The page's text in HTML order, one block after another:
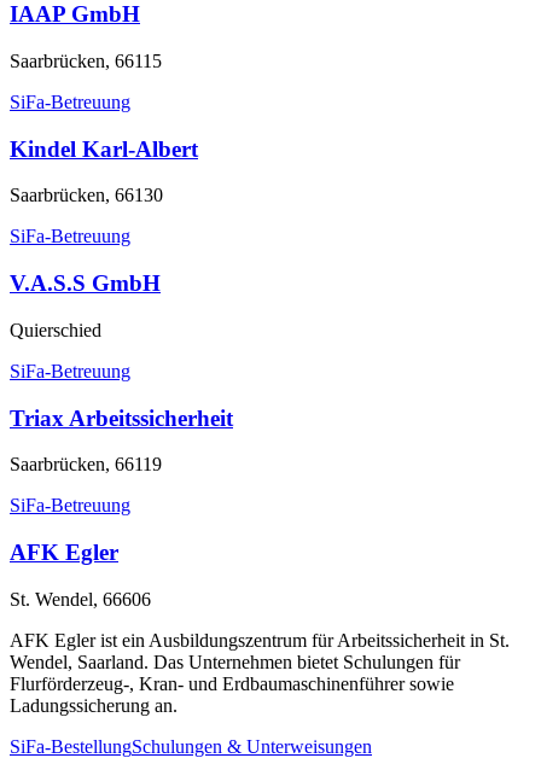
IAAP GmbH
Saarbrücken, 66115
SiFa-Betreuung
Kindel Karl-Albert
Saarbrücken, 66130
SiFa-Betreuung
V.A.S.S GmbH
Quierschied
SiFa-Betreuung
Triax Arbeitssicherheit
Saarbrücken, 66119
SiFa-Betreuung
AFK Egler
St. Wendel, 66606
AFK Egler ist ein Ausbildungszentrum für Arbeitssicherheit in St.
Wendel, Saarland. Das Unternehmen bietet Schulungen für
Flurförderzeug-, Kran- und Erdbaumaschinenführer sowie
Ladungssicherung an.
SiFa-BestellungSchulungen & Unterweisungen